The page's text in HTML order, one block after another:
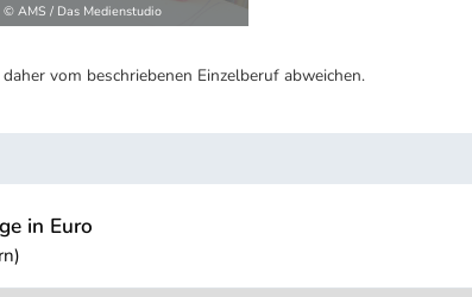
© AMS / Das Medienstudio
vom beschriebenen Einzelberuf abweichen.
in Euro